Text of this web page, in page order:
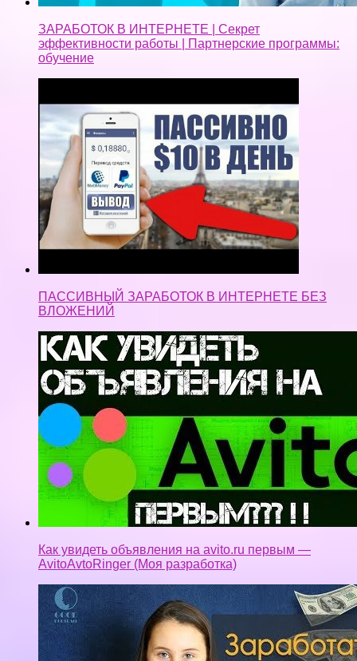
ЗАРАБОТОК В ИНТЕРНЕТЕ | Секрет
эффективности работы | Партнерские программы:
обучение
ПАССИВНЫЙ ЗАРАБОТОК В ИНТЕРНЕТЕ БЕЗ
ВЛОЖЕНИЙ
Как увидеть объявления на avito.ru первым —
AvitoAvtoRinger (Моя разработка)